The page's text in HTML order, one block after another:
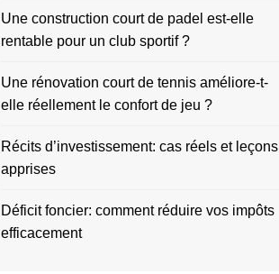
Une construction court de padel est-elle
rentable pour un club sportif ?
Une rénovation court de tennis améliore-t-
elle réellement le confort de jeu ?
Récits d’investissement: cas réels et leçons
apprises
Déficit foncier: comment réduire vos impôts
efficacement